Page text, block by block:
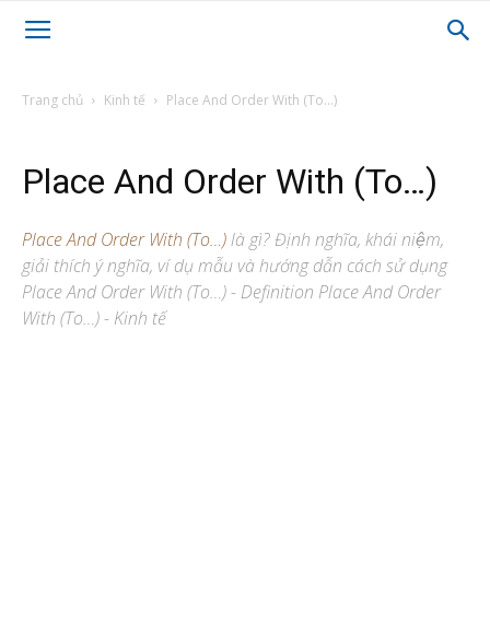
Trang chủ Kinh tế Place And Order With (To…)
Place And Order With (To…)
Place And Order With (To…)là gì? Định nghĩa, khái niệm,
giải thích ý nghĩa, ví dụ mẫu và hướng dẫn cách sử dụng
Place And Order With (To…) - Definition Place And Order
With (To…) - Kinh tế